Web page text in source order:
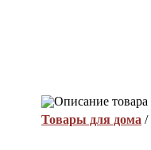
Описание товара
Товары для дома /